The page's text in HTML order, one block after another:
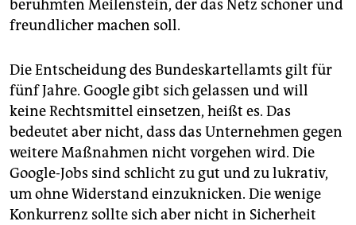
berühmten Meilenstein, der das Netz schöner und
freundlicher machen soll.
Die Entscheidung des Bundeskartellamts gilt für
fünf Jahre. Google gibt sich gelassen und will
keine Rechtsmittel einsetzen, heißt es. Das
bedeutet aber nicht, dass das Unternehmen gegen
weitere Maßnahmen nicht vorgehen wird. Die
Google-Jobs sind schlicht zu gut und zu lukrativ,
um ohne Widerstand einzuknicken. Die wenige
Konkurrenz sollte sich aber nicht in Sicherheit